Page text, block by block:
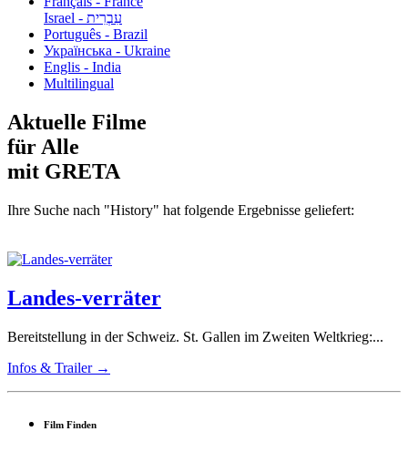
עִבְרִית - Israel
Português - Brazil
Українська - Ukraine
Englis - India
Multilingual
Aktuelle Filme
für Alle
mit GRETA
Ihre Suche nach "History" hat folgende Ergebnisse geliefert:
Landes-verräter
Bereitstellung in der Schweiz. St. Gallen im Zweiten Weltkrieg:...
Infos & Trailer →
Film Finden